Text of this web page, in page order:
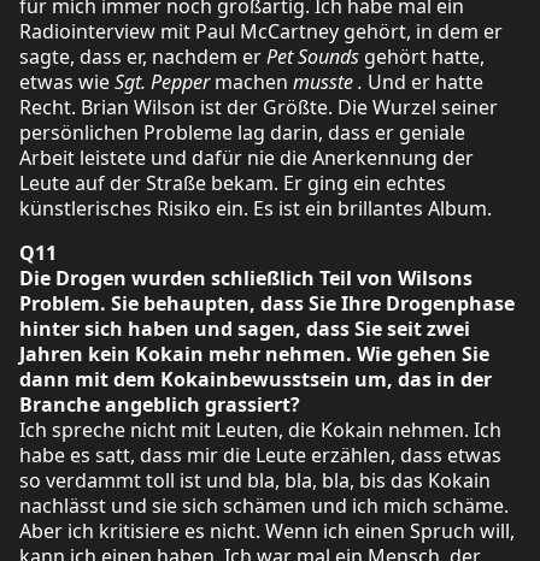
für mich immer noch großartig. Ich habe mal ein
Radiointerview mit Paul McCartney gehört, in dem er
sagte, dass er, nachdem erPet Sounds gehört hatte,
etwas wieSgt. Peppermachen musste. Und er hatte
Recht. Brian Wilson ist der Größte. Die Wurzel seiner
persönlichen Probleme lag darin, dass er geniale
Arbeit leistete und dafür nie die Anerkennung der
Leute auf der Straße bekam. Er ging ein echtes
künstlerisches Risiko ein. Es ist ein brillantes Album.
Q11
Die Drogen wurden schließlich Teil von Wilsons
Problem. Sie behaupten, dass Sie Ihre Drogenphase
hinter sich haben und sagen, dass Sie seit zwei
Jahren kein Kokain mehr nehmen. Wie gehen Sie
dann mit dem Kokainbewusstsein um, das in der
Branche angeblich grassiert?
Ich spreche nicht mit Leuten, die Kokain nehmen. Ich
habe es satt, dass mir die Leute erzählen, dass etwas
so verdammt toll ist und bla, bla, bla, bis das Kokain
nachlässt und sie sich schämen und ich mich schäme.
Aber ich kritisiere es nicht. Wenn ich einen Spruch will,
kann ich einen haben. Ich war mal ein Mensch, der